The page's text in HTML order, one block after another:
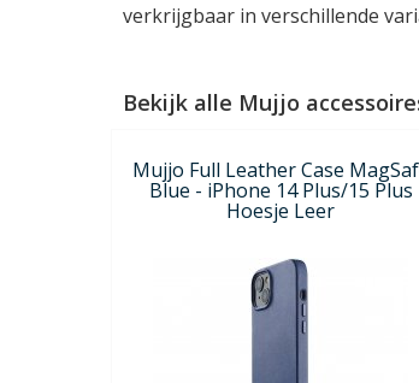
verkrijgbaar in verschillende
Bekijk alle Mujjo
Mujjo Full Leather Case
Blue - iPhone 14 Plus/15 Plus
Hoesje Leer